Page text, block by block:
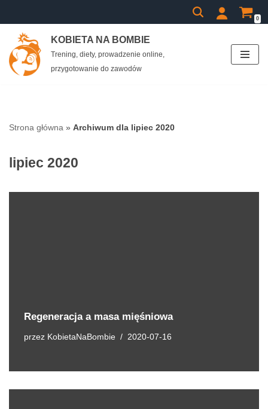
Przejdź
do
treści
0
KOBIETA NA BOMBIE
Trening, diety, prowadzenie online,
przygotowanie do zawodów
Strona główna » Archiwum dla lipiec 2020
lipiec 2020
Regeneracja a masa mięśniowa
przez KobietaNaBombie 2020-07-16